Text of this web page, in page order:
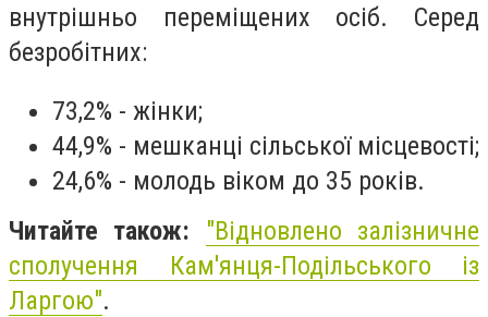
внутрішньо переміщених осіб. Серед
безробітних:
73,2% - жінки;
44,9% - мешканці сільської місцевості;
24,6% - молодь віком до 35 років.
Читайте також: "Відновлено залізничне
сполучення Кам'янця-Подільського із
Ларгою".